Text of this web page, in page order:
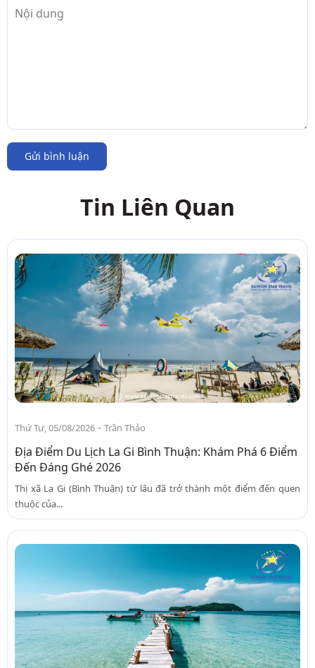
Gửi bình luận
Tin Liên Quan
Thứ Tư, 05/08/2026 - Trần Thảo
Địa Điểm Du Lịch La Gi Bình Thuận: Khám Phá 6 Điểm
Đến Đáng Ghé 2026
Thị xã La Gi (Bình Thuận) từ lâu đã trở thành một điểm đến quen
thuộc của...